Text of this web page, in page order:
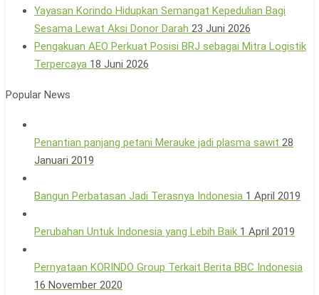
Yayasan Korindo Hidupkan Semangat Kepedulian Bagi
Sesama Lewat Aksi Donor Darah 23 Juni 2026
Pengakuan AEO Perkuat Posisi BRJ sebagai Mitra Logistik
Terpercaya 18 Juni 2026
Popular News
Penantian panjang petani Merauke jadi plasma sawit 28
Januari 2019
Bangun Perbatasan Jadi Terasnya Indonesia 1 April 2019
Perubahan Untuk Indonesia yang Lebih Baik 1 April 2019
Pernyataan KORINDO Group Terkait Berita BBC Indonesia
16 November 2020